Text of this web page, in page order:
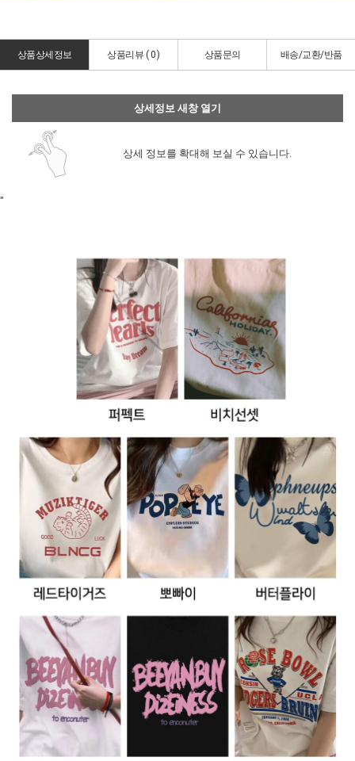
상품상세정보 상품리뷰 (0) 상품문의 배송/교환/반품
상세정보 새창 열기
상세 정보를 확대해 보실 수 있습니다.
"